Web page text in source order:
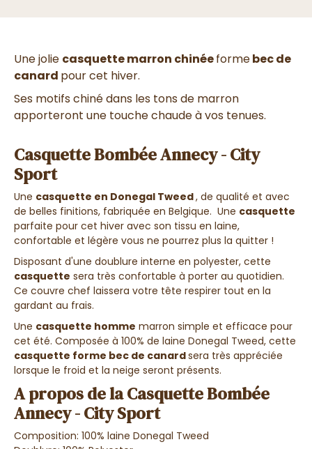
Une jolie casquette marron chinéeformebec de
canard pour cet hiver.
Ses motifs chiné dans les tons de marron
apporteront une touche chaude à vos tenues.
Casquette Bombée Annecy - City
Sport
Une casquette en Donegal Tweed, de qualité et avec
de belles finitions, fabriquée en Belgique. Une casquette
parfaite pour cet hiver avec son tissu en laine,
confortable et légère vous ne pourrez plus la quitter !
Disposant d'une doublure interne en polyester, cette
casquette sera très confortable à porter au quotidien.
Ce couvre chef laissera votre tête respirer tout en la
gardant au frais.
Une casquette homme marron simple et efficace pour
cet été. Composée à 100% de laine Donegal Tweed, cette
casquette forme bec de canardsera très appréciée
lorsque le froid et la neige seront présents.
A propos de la Casquette Bombée
Annecy - City Sport
Composition: 100% laine Donegal Tweed